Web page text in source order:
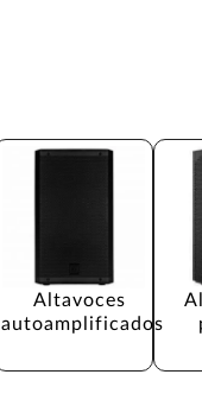
Altavoces
autoamplificados